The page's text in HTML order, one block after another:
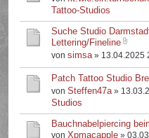
Tattoo-Studios
Suche Studio
Lettering/Fineline
vonsimsa» 13.04.2025
Patch Tattoo Studio
vonSteffen47a»
Studios
Bauchnabelpiercing
vonXpmacapple »